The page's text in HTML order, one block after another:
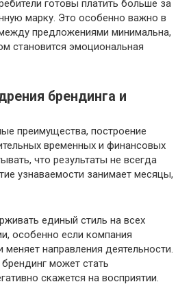
готовы платить больше за
марку. Это особенно важно в
предложениями минимальна,
становится эмоциональная
брендинга и
преимущества, построение
временных и финансовых
что результаты не всегда
узнаваемости занимает месяцы,
единый стиль на всех
особенно если компания
меняет направления деятельности.
брендинг может стать
скажется на восприятии.